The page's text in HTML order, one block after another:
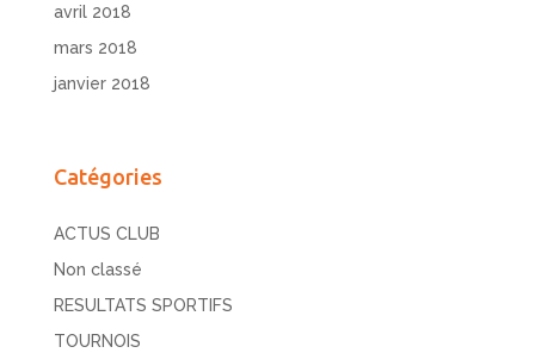
avril 2018
mars 2018
janvier 2018
Catégories
ACTUS CLUB
Non classé
RESULTATS SPORTIFS
TOURNOIS